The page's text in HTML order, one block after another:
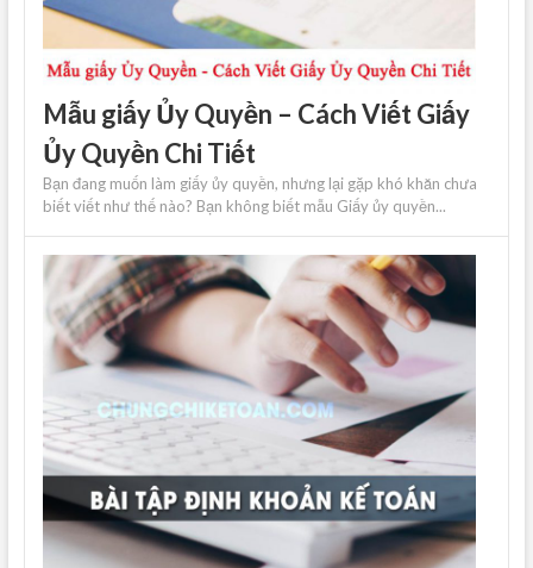
Mẫu giấy Ủy Quyền – Cách Viết Giấy
Ủy Quyền Chi Tiết
Bạn đang muốn làm giấy ủy quyền, nhưng lại gặp khó khăn chưa
biết viết như thế nào? Bạn không biết mẫu Giấy ủy quyền...